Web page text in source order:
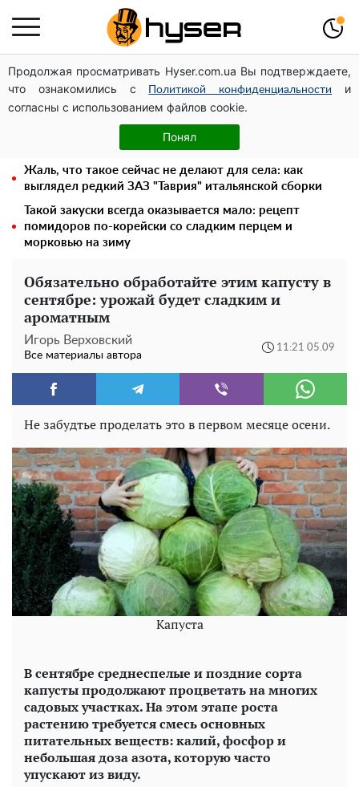
Продолжая просматривать Hyser.com.ua Вы подтверждаете,
что ознакомились с
Политикой конфиденциальности
и
согласны с использованием файлов cookie.
Понял
Дроны с наценкой: Александр Конотопский вывел
миллионы оборонного бюджета через фиктивную
фирму в Эстонии
Полностью голая Анна Тринчер блеснула
"прелестями": таких размеров вы еще не видели
Жаль, что такое сейчас не делают для села: как
выглядел редкий ЗАЗ "Таврия" итальянской сборки
Такой закуски всегда оказывается мало: рецепт
помидоров по-корейски со сладким перцем и
морковью на зиму
Обязательно обработайте этим капусту в
сентябре: урожай будет сладким и
ароматным
Игорь Верховский
Все материалы автора
11:21 05.09
Не забудтье проделать это в первом месяце осени.
Капуста
В сентябре среднеспелые и поздние сорта
капусты продолжают процветать на многих
садовых участках. На этом этапе роста
растению требуется смесь основных
питательных веществ: калий, фосфор и
небольшая доза азота, которую часто
упускают из виду.